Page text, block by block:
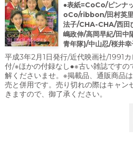
●表紙=CoCo/ピンナ
oCo/ribbon/田村英
法子/CHA-CHA/西田
嶋政伸/高岡早紀/田
青年隊)/中山忍/桜井
平成3年2月1日発行/近代映画社/1991
付/※ほかの付録なし●※古い雑誌ですの
解くださいませ。※掲載品、通販商品
売と併用です。売り切れの際はキャン
きますので、御了承ください。